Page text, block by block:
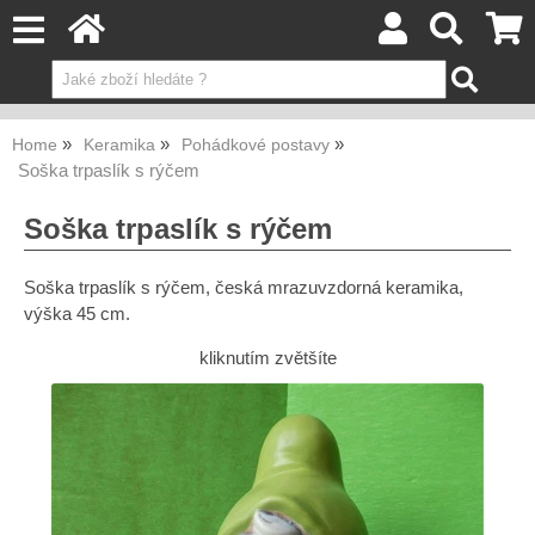
Home Keramika Pohádkové postavy
Soška trpaslík s rýčem
Soška trpaslík s rýčem
Soška trpaslík s rýčem, česká mrazuvzdorná keramika,
výška 45 cm.
kliknutím zvětšíte